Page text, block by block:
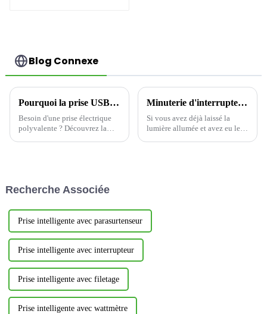
Blog Connexe
Pourquoi la prise USB YOTI EWP1652C1A répond aux besoins des clients
Besoin d'une prise électrique
polyvalente ? Découvrez la
et fonctionnelle…
Minuterie d'interrupteur : la solution intelligente pour économiser de l'énergie
Si vous avez déjà laissé la
lumière allumée et avez eu le
Recherche Associée
Prise intelligente avec parasurtenseur
Prise intelligente avec interrupteur
Prise intelligente avec filetage
Prise intelligente avec wattmètre